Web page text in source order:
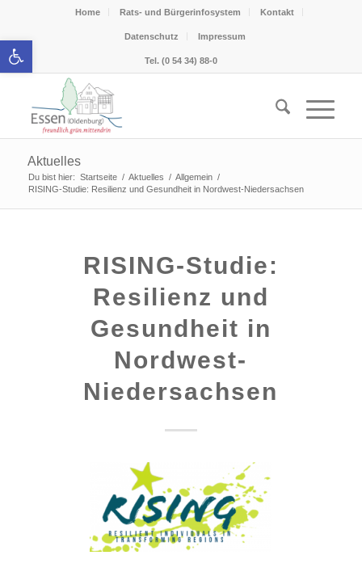
Werkzeugleiste öffnen
Home Rats- und Bürgerinfosystem Kontakt
Datenschutz Impressum
Tel. (0 54 34) 88-0
Aktuelles
Du bist hier: Startseite / Aktuelles / Allgemein /
RISING-Studie: Resilienz und Gesundheit in Nordwest-Niedersachsen
RISING-Studie:
Resilienz und
Gesundheit in
Nordwest-
Niedersachsen